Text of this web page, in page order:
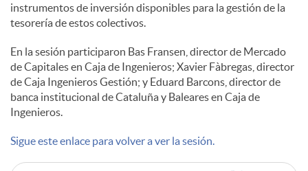
e
n
i
d
instrumentos de inversión disponibles para la gestión de la
tesorería de estos colectivos.
En la sesión participaron Bas Fransen, director de Mercado
de Capitales en Caja de Ingenieros; Xavier Fàbregas, director
de Caja Ingenieros Gestión; y Eduard Barcons, director de
banca institucional de Cataluña y Baleares en Caja de
Ingenieros.
Sigue este enlace para volver a ver la sesión.